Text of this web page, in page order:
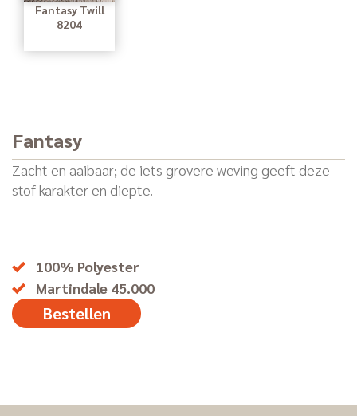
Fantasy Twill
8204
Fantasy
Zacht en aaibaar; de iets grovere weving geeft deze
stof karakter en diepte.
100% Polyester
Martindale 45.000
Bestellen